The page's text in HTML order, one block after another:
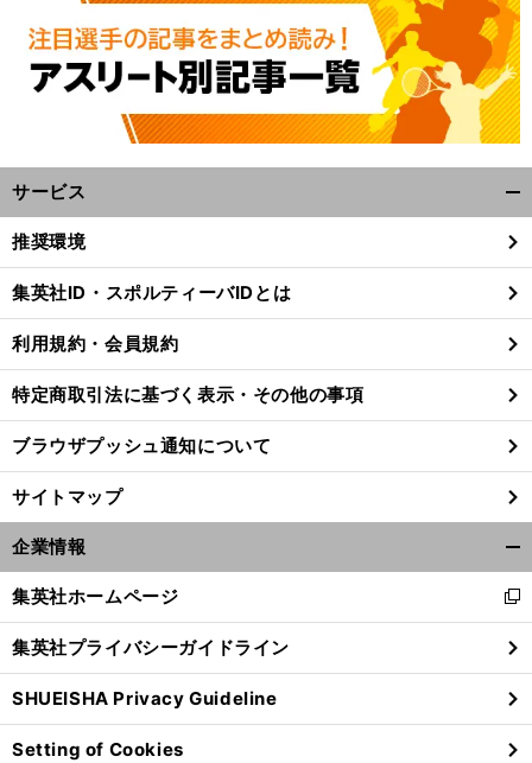
前
サービス
閉
る
推奨環境
集英社ID・スポルティーバIDとは
利用規約・会員規約
特定商取引法に基づく表示・その他の事項
ブラウザプッシュ通知について
サイトマップ
企業情報
閉
る
集英社ホームページ
新
し
い
ウ
ィ
ン
ド
集英社プライバシーガイドライン
SHUEISHA Privacy Guideline
Setting of Cookies